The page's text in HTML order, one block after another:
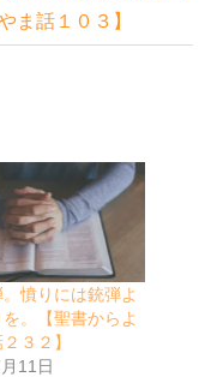
ま話１０３】
憤りには銃弾よ
を。【聖書からよ
３２】
11日